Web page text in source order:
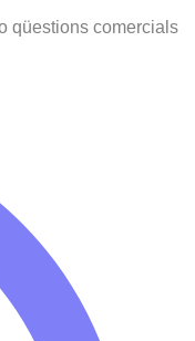
qüestions comercials